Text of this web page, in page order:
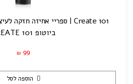
Create 101 | ספריי אחיזה חזקה לעיצוב השיער | 500 מ"ל
ביוטופ CREATE 101
₪ 99
הוספה לסל